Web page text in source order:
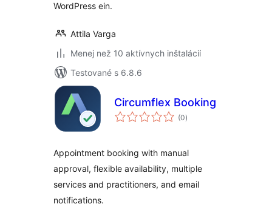
WordPress ein.
Attila Varga
Menej než 10 aktívnych inštalácií
Testované s 6.8.6
Circumflex Booking
(0celkové
hodnotenie
)
Appointment booking with manual
approval, flexible availability, multiple
services and practitioners, and email
notifications.